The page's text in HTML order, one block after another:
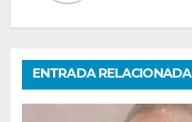
ENTRADA RELACIONADA